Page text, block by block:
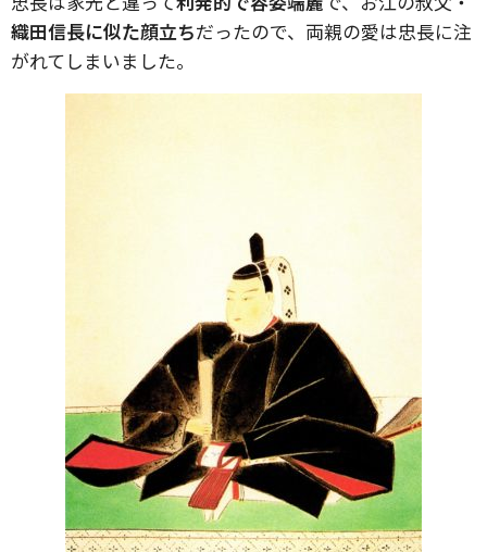
織田信長に似た顔立ちだったので、両親の愛は忠長に注
がれてしまいました。